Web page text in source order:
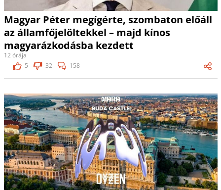
Magyar Péter megígérte, szombaton előáll
az államfőjelöltekkel – majd kínos
magyarázkodásba kezdett
12 órája
5
32 158